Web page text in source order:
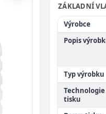
ZÁKLADNÍ
Výrobce
Popis
Typ výrobku
Technologie
tisku